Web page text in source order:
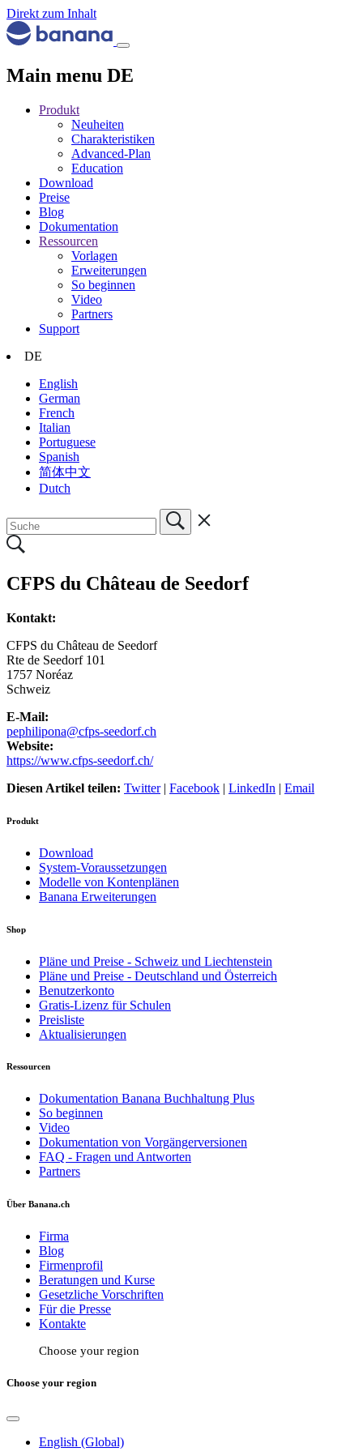
Direkt zum Inhalt
Main menu DE
Produkt
Neuheiten
Charakteristiken
Advanced-Plan
Education
Download
Preise
Blog
Dokumentation
Ressourcen
Vorlagen
Erweiterungen
So beginnen
Video
Partners
Support
DE
English
German
French
Italian
Portuguese
Spanish
简体中文
Dutch
CFPS du Château de Seedorf
Kontakt:
CFPS du Château de Seedorf
Rte de Seedorf 101
1757 Noréaz
Schweiz
E-Mail:
pephilipona@cfps-seedorf.ch
Website:
https://www.cfps-seedorf.ch/
Diesen Artikel teilen: Twitter| Facebook | LinkedIn | Email
Produkt
Download
System-Voraussetzungen
Modelle von Kontenplänen
Banana Erweiterungen
Shop
Pläne und Preise - Schweiz und Liechtenstein
Pläne und Preise - Deutschland und Österreich
Benutzerkonto
Gratis-Lizenz für Schulen
Preisliste
Aktualisierungen
Ressourcen
Dokumentation Banana Buchhaltung Plus
So beginnen
Video
Dokumentation von Vorgängerversionen
FAQ - Fragen und Antworten
Partners
Über Banana.ch
Firma
Blog
Firmenprofil
Beratungen und Kurse
Gesetzliche Vorschriften
Für die Presse
Kontakte
Choose your region
Choose your region
English (Global)